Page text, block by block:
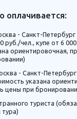
оплачивается:
- Санкт-
руб./чел., купе от 6 000
ориентировочная,
- Санкт-
указана
цены при
туриста